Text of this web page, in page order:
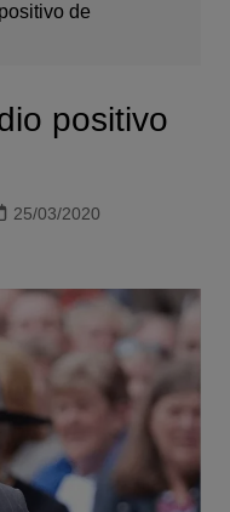
de
positivo
25/03/2020